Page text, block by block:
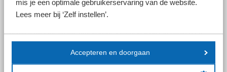
mis je een optimale gebruikerservaring van de website.
Lees meer bij ‘Zelf instellen’.
Accepteren en doorgaan
premieplichtige loon per werknemer per kalenderjaar. Daarbij wordt
gekeken naar het totaal van het premieplichtige loon van de werkgever
gedifferentieerde premie Arbeidsongeschiktheidsfonds. In 2026 is een
werkgever klein voor deze premie als het totale premieplichtige loon
over 2024 niet hoger was dan € 1.082.500.
Uitstel tot 1 januari 2027